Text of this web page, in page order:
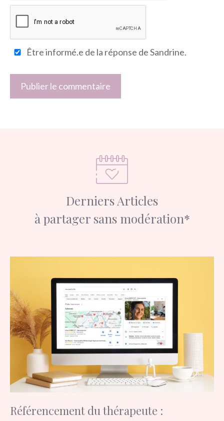
Être informé.e de la réponse de Sandrine.
Derniers Articles
à partager sans modération*
Référencement du thérapeute :